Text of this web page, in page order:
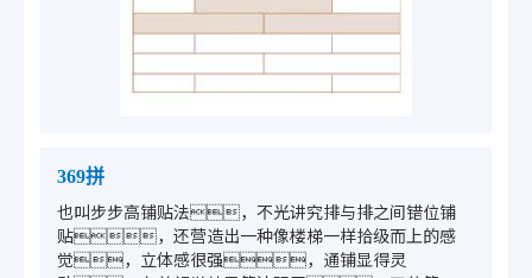
369拼
也叫步步高铺贴法，不光讲究排与排之间错位铺
贴，还营造出一种像楼梯一样拾级而上的感
觉，立体感很强，通铺显得灵